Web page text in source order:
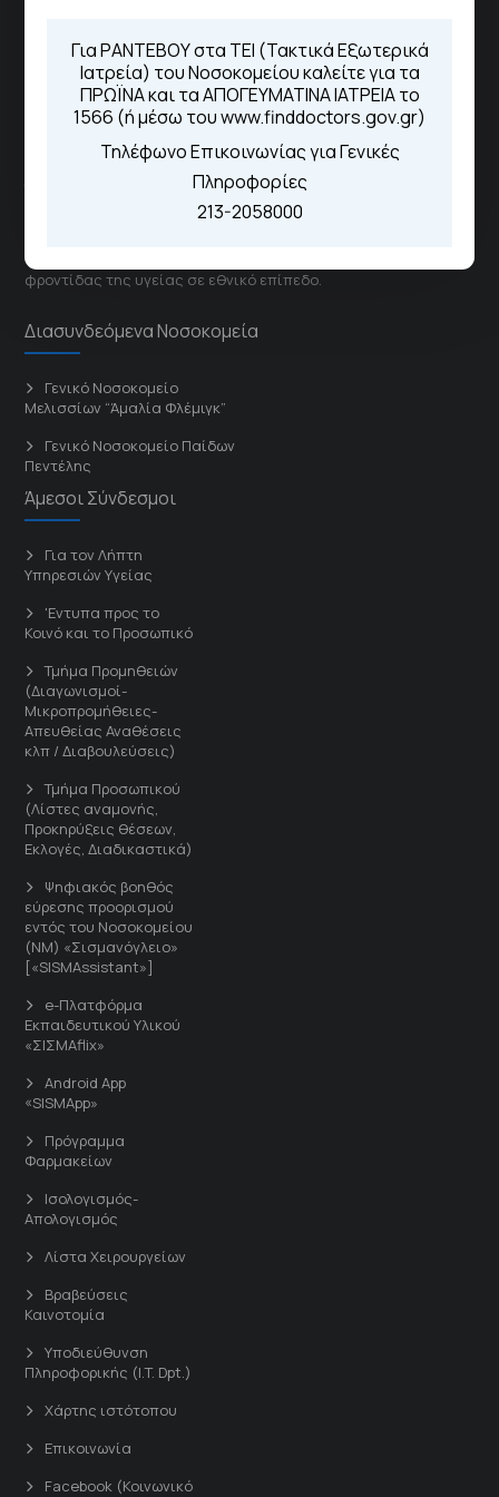
Για ΡΑΝΤΕΒΟΥ στα ΤΕΙ (Τακτικά Εξωτερικά
Ιατρεία) του Νοσοκομείου καλείτε για τα
ΠΡΩΪΝΑ και τα ΑΠΟΓΕΥΜΑΤΙΝΑ ΙΑΤΡΕΙΑ το
1566 (ή μέσω του www.finddoctors.gov.gr)
Τηλέφωνο Επικοινωνίας για Γενικές
Πληροφορίες
213-2058000
Το Σισμανόγλειο συνεργάζεται με άλλα νοσηλευτικά
ιδρύματα και μονάδες υγείας στα πλαίσια εφαρμογής
φροντίδας της υγείας σε εθνικό επίπεδο.
Διασυνδεόμενα Νοσοκομεία
Γενικό Νοσοκομείο
Μελισσίων “Άμαλία Φλέμιγκ”
Γενικό Νοσοκομείο Παίδων
Πεντέλης
Άμεσοι Σύνδεσμοι
Για τον Λήπτη
Υπηρεσιών Υγείας
'Εντυπα προς το
Κοινό και το Προσωπικό
Τμήμα Προμηθειών
(Διαγωνισμοί-
Μικροπρομήθειες-
Απευθείας Αναθέσεις
κλπ / Διαβουλεύσεις)
Τμήμα Προσωπικού
(Λίστες αναμονής,
Προκηρύξεις θέσεων,
Εκλογές, Διαδικαστικά)
Ψηφιακός βοηθός
εύρεσης προορισμού
εντός του Νοσοκομείου
(ΝΜ) «Σισμανόγλειο»
[«SISMAssistant»]
e-Πλατφόρμα
Εκπαιδευτικού Υλικού
«ΣΙΣΜΑflix»
Android App
«SISMApp»
Πρόγραμμα
Φαρμακείων
Ισολογισμός-
Απολογισμός
Λίστα Χειρουργείων
Βραβεύσεις
Καινοτομία
Υποδιεύθυνση
Πληροφορικής (I.T. Dpt.)
Χάρτης ιστότοπου
Επικοινωνία
Facebook (Κοινωνικό